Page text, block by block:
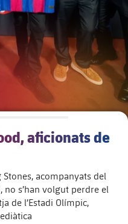
aficionats de
acompanyats del
s’han volgut perdre el
de l’Estadi Olímpic,